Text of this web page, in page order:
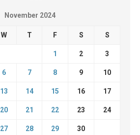
November 2024
W T F S S
1 2 3
6 7 8 9 10
13 14 15 16 17
20 21 22 23 24
27 28 29 30